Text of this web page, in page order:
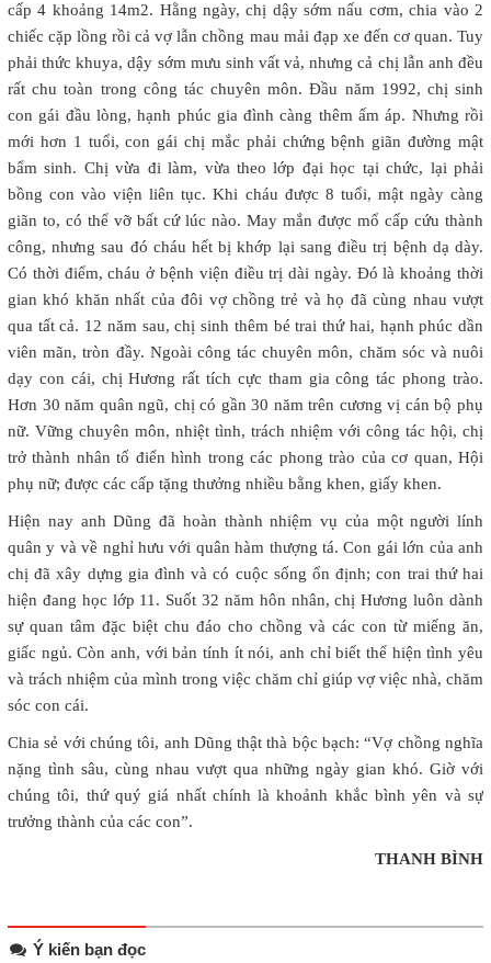
cấp 4 khoảng 14m2. Hằng ngày, chị dậy sớm nấu cơm, chia vào 2
chiếc cặp lồng rồi cả vợ lẫn chồng mau mải đạp xe đến cơ quan. Tuy
phải thức khuya, dậy sớm mưu sinh vất vả, nhưng cả chị lẫn anh đều
rất chu toàn trong công tác chuyên môn. Đầu năm 1992, chị sinh
con gái đầu lòng, hạnh phúc gia đình càng thêm ấm áp. Nhưng rồi
mới hơn 1 tuổi, con gái chị mắc phải chứng bệnh giãn đường mật
bẩm sinh. Chị vừa đi làm, vừa theo lớp đại học tại chức, lại phải
bồng con vào viện liên tục. Khi cháu được 8 tuổi, mật ngày càng
giãn to, có thể vỡ bất cứ lúc nào. May mắn được mổ cấp cứu thành
công, nhưng sau đó cháu hết bị khớp lại sang điều trị bệnh dạ dày.
Có thời điểm, cháu ở bệnh viện điều trị dài ngày. Đó là khoảng thời
gian khó khăn nhất của đôi vợ chồng trẻ và họ đã cùng nhau vượt
qua tất cả. 12 năm sau, chị sinh thêm bé trai thứ hai, hạnh phúc dần
viên mãn, tròn đầy. Ngoài công tác chuyên môn, chăm sóc và nuôi
dạy con cái, chị Hương rất tích cực tham gia công tác phong trào.
Hơn 30 năm quân ngũ, chị có gần 30 năm trên cương vị cán bộ phụ
nữ. Vững chuyên môn, nhiệt tình, trách nhiệm với công tác hội, chị
trở thành nhân tố điển hình trong các phong trào của cơ quan, Hội
phụ nữ; được các cấp tặng thưởng nhiều bằng khen, giấy khen.
Hiện nay anh Dũng đã hoàn thành nhiệm vụ của một người lính
quân y và về nghỉ hưu với quân hàm thượng tá. Con gái lớn của anh
chị đã xây dựng gia đình và có cuộc sống ổn định; con trai thứ hai
hiện đang học lớp 11. Suốt 32 năm hôn nhân, chị Hương luôn dành
sự quan tâm đặc biệt chu đáo cho chồng và các con từ miếng ăn,
giấc ngủ. Còn anh, với bản tính ít nói, anh chỉ biết thể hiện tình yêu
và trách nhiệm của mình trong việc chăm chỉ giúp vợ việc nhà, chăm
sóc con cái.
Chia sẻ với chúng tôi, anh Dũng thật thà bộc bạch: “Vợ chồng nghĩa
nặng tình sâu, cùng nhau vượt qua những ngày gian khó. Giờ với
chúng tôi, thứ quý giá nhất chính là khoảnh khắc bình yên và sự
trưởng thành của các con”.
THANH BÌNH
Ý kiến bạn đọc